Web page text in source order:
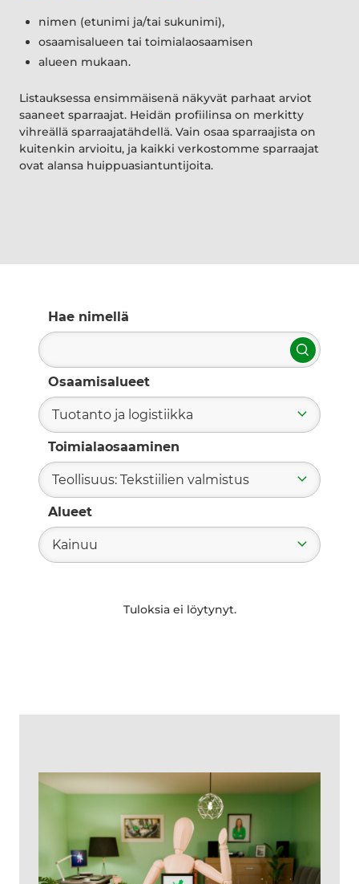
nimen (etunimi ja/tai sukunimi),
osaamisalueen tai toimialaosaamisen
alueen mukaan.
Listauksessa ensimmäisenä näkyvät parhaat arviot
saaneet sparraajat. Heidän profiilinsa on merkitty
vihreällä sparraajatähdellä. Vain osaa sparraajista on
kuitenkin arvioitu, ja kaikki verkostomme sparraajat
ovat alansa huippuasiantuntijoita.
Hae nimellä
Hae
Osaamisalueet
Tuotanto ja logistiikka
Toimialaosaaminen
Teollisuus: Tekstiilien valmistus
Alueet
Kainuu
Tuloksia ei löytynyt.